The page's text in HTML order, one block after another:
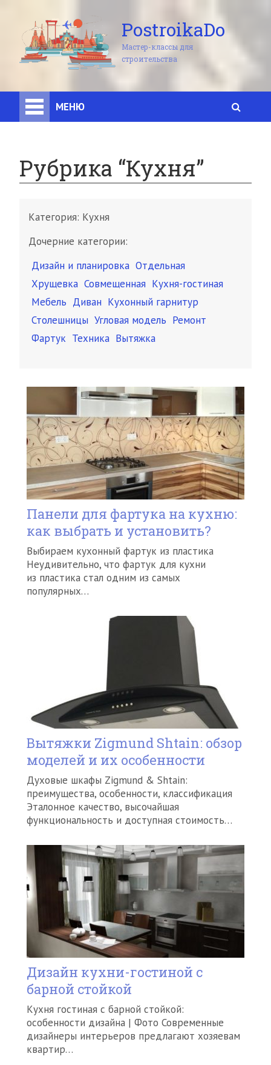
PostroikaDo
Мастер-классы для
строительства
МЕНЮ
Рубрика “Кухня”
Категория: Кухня
Дочерние категории:
Дизайн и планировка Отдельная
Хрущевка Совмещенная Кухня-гостиная
Мебель Диван Кухонный гарнитур
Столешницы Угловая модель Ремонт
Фартук Техника Вытяжка
Панели для фартука на кухню:
как выбрать и установить?
Выбираем кухонный фартук из пластика
Неудивительно, что фартук для кухни
из пластика стал одним из самых
популярных…
Вытяжки Zigmund Shtain: обзор
моделей и их особенности
Духовые шкафы Zigmund & Shtain:
преимущества, особенности, классификация
Эталонное качество, высочайшая
функциональность и доступная стоимость…
Дизайн кухни-гостиной с
барной стойкой
Кухня гостиная с барной стойкой:
особенности дизайна | Фото Современные
дизайнеры интерьеров предлагают хозяевам
квартир…